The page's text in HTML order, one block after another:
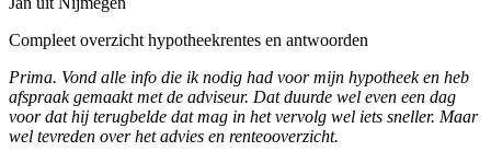
Compleet overzicht hypotheekrentes en antwoorden
Prima. Vond alle info die ik nodig had voor mijn hypotheek en heb
afspraak gemaakt met de adviseur. Dat duurde wel even een dag
voor dat hij terugbelde dat mag in het vervolg wel iets sneller. Maar
wel tevreden over het advies en renteooverzicht.